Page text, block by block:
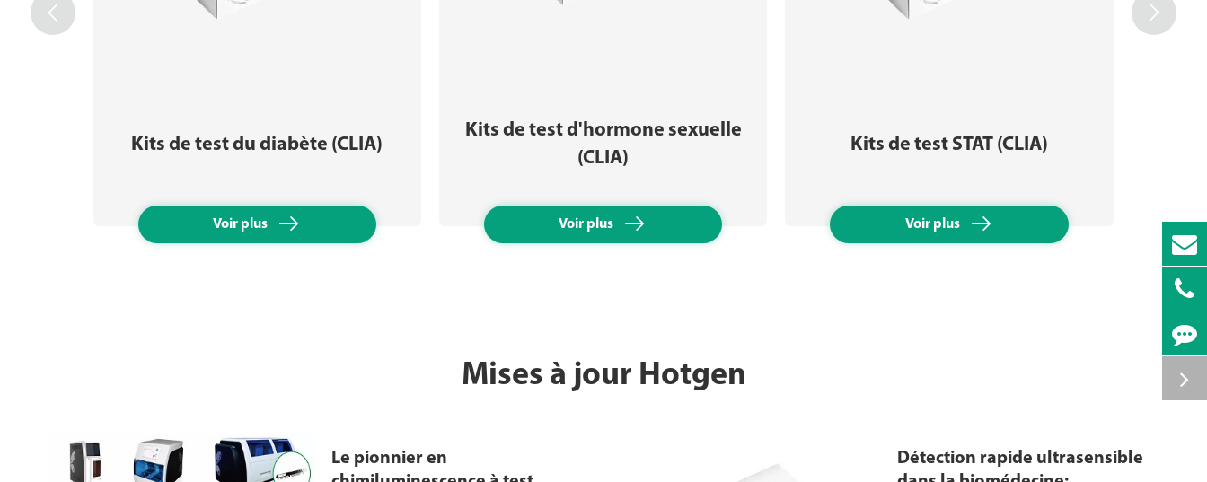
Kits de test du diabète (CLIA)
Voir plus 
Kits de test d'hormone sexuelle
(CLIA)
Voir plus 
Kits de test STAT (CLIA)
Voir plus 
 
Mises à jour Hotgen
Le pionnier en
Détection rapide ultrasensible